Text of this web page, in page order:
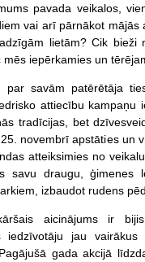
pavada veikalos,
vai arī pārnākot mājās
lietām? Cik bieži
iepērkamies un
par savām patērētāja
attiecību kampaņu
tradīcijas, bet
novembrī apstāties un
atteiksimies no
savu draugu, ģimenes
izbaudot rudens
aicinājums ir
iedzīvotāju jau
gada akcijā